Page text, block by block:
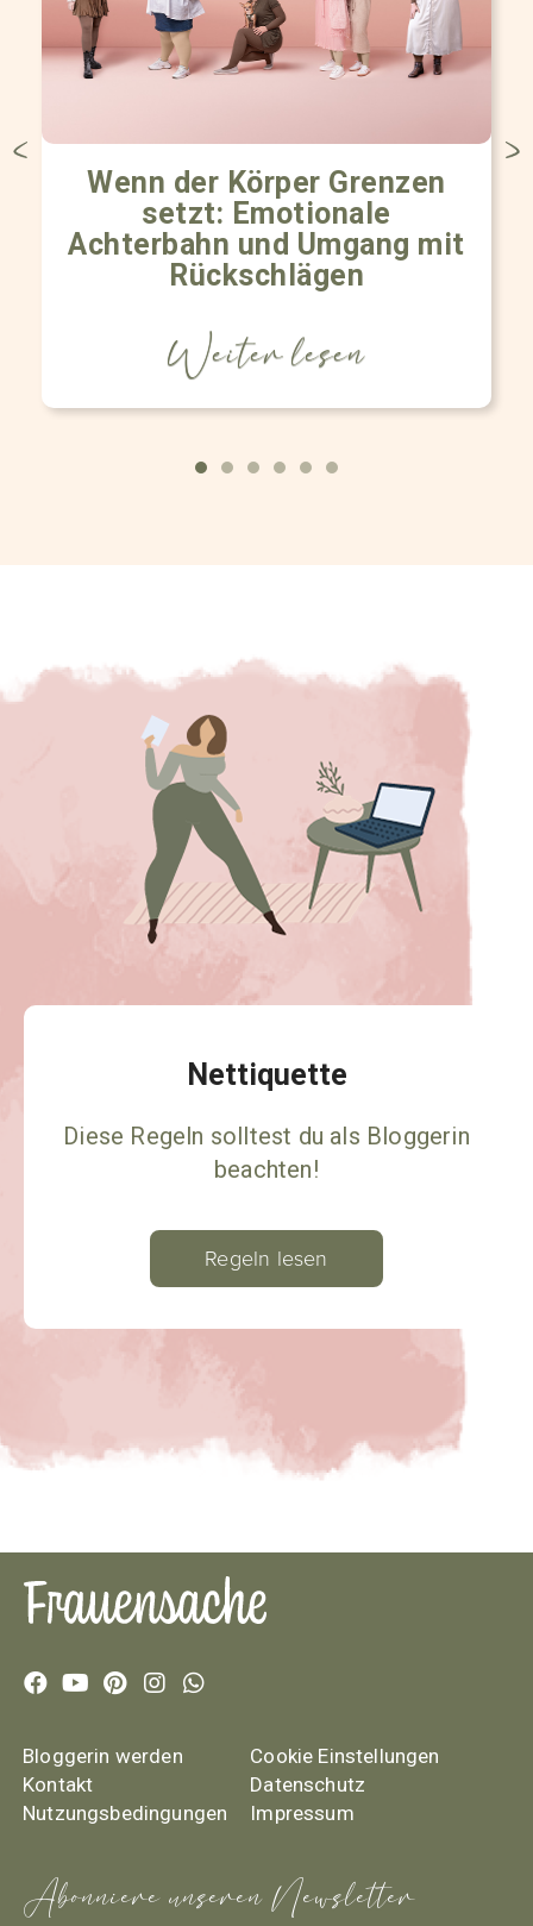
Wenn der Körper Grenzen
setzt: Emotionale
Achterbahn und Umgang mit
Rückschlägen
Weiter lesen
Nettiquette
Diese Regeln solltest du als Bloggerin
beachten!
Regeln lesen
Bloggerin werden
Kontakt
Nutzungsbedingungen
Cookie Einstellungen
Datenschutz
Impressum
Abonniere unseren Newsletter